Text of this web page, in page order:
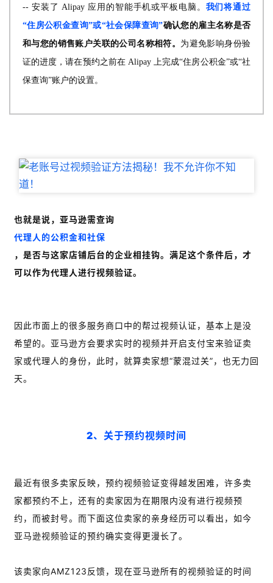
-- 安装了 Alipay 应用的智能手机或平板电脑。 我们将通过
“住房公积金查询”或“社会保障查询”确认您的雇主名称是否
和与您的销售账户关联的公司名称相符。 为避免影响身份验
证的进度，请在预约之前在 Alipay 上完成“住房公积金”或“社
保查询”账户的设置。
也就是说，亚马逊需查询
代理人的公积金和社保
，是否与这家店铺后台的企业相挂钩。满足这个条件后，才
可以作为代理人进行视频验证。
因此市面上的很多服务商口中的帮过视频认证，基本上是没
希望的。亚马逊方会要求实时的视频并开启支付宝来验证卖
家或代理人的身份，此时，就算卖家想“蒙混过关”，也无力回
天。
2、关于预约视频时间
最近有很多卖家反映，预约视频验证变得越发困难，许多卖
家都预约不上，还有的卖家因为在期限内没有进行视频预
约，而被封号。而下面这位卖家的亲身经历可以看出，如今
亚马逊视频验证的预约确实变得更漫长了。
该卖家向AMZ123反馈，现在亚马逊所有的视频验证的时间